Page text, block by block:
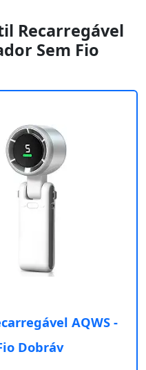
Recarregável
Sem Fio
AQWS -
Dobráv